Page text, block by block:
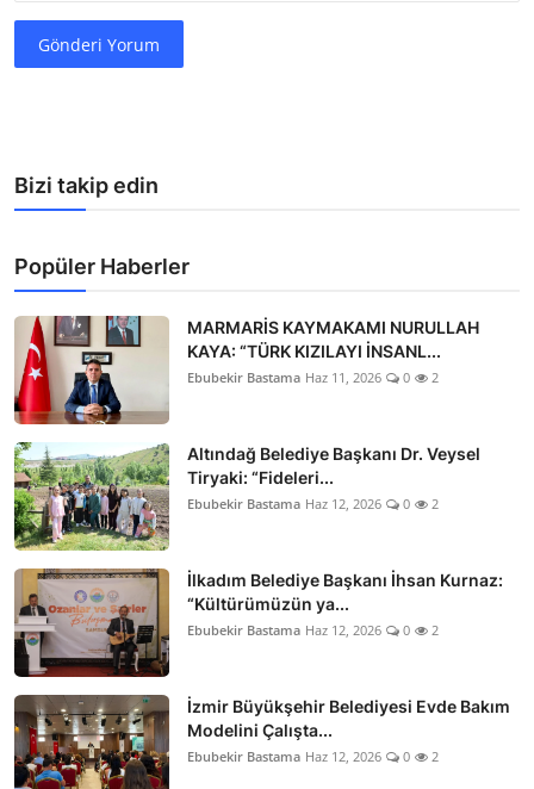
Gönderi Yorum
Bizi takip edin
Popüler Haberler
MARMARİS KAYMAKAMI NURULLAH
KAYA: “TÜRK KIZILAYI İNSANL...
Ebubekir Bastama Haz 11, 2026 0 2
Altındağ Belediye Başkanı Dr. Veysel
Tiryaki: “Fideleri...
Ebubekir Bastama Haz 12, 2026 0 2
İlkadım Belediye Başkanı İhsan Kurnaz:
“Kültürümüzün ya...
Ebubekir Bastama Haz 12, 2026 0 2
İzmir Büyükşehir Belediyesi Evde Bakım
Modelini Çalışta...
Ebubekir Bastama Haz 12, 2026 0 2